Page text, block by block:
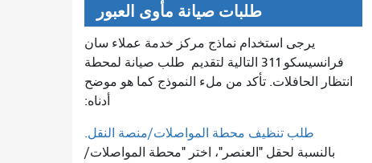
طلبات صيانة مأوى العبور
يرجى استخدام نماذج مركز خدمة عملاء سان
فرانسيسكو 311 التالية لتقديم
طلب صيانة لمحطة
انتظار الحافلات. تأكد من ملء النموذج كما هو موضح
أدناه:
طلب تنظيف محطة المواصلات/منصة النقل.
بالنسبة لحقل "العنصر"، اختر "محطة المواصلات/